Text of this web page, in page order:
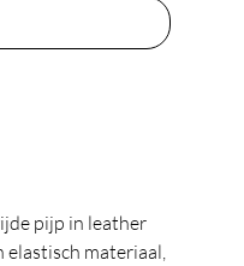
pijp in leather
elastisch materiaal,